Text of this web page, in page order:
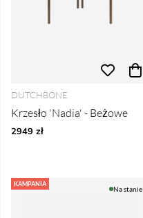
DUTCHBONE
Krzesło 'Nadia' - Beżowe
2949 zł
KAMPANIA
Na stanie